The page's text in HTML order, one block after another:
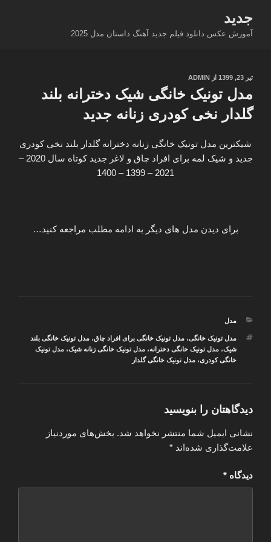
محتوا
جدید
آموزش عکس دانلود فیلم جدید آهنگ داستان مدل 2025
نوشته‌شده
تیر 23, 1399 از ADMIN
مدل تونیک خانگی شیک دخترانه بلند
گلدار نخی کودری زنانه جدید
شیکترین مدل تونیک خانگی زنانه دخترانه گلدار بلند نخی کودری
جدید و شیک لمه برای افراد چاق و لاغر جدید کوتاه سال 2020 –
2021 – 1399 – 1400
برای دیدن مدل های دیگر به ادامه مطلب مراجعه کنید…
دسته‌ها
مدل
برچسب‌ها
مدل تونیک خانگی،مدل تونیک خانگی برای افراد چاق،مدل تونیک خانگی بلند
شیک،مدل تونیک خانگی دخترانه،مدل تونیک خانگی زنانه شیک،مدل تونیک
خانگی کودری،مدل تونیک خانگی گلدار
دیدگاهتان را بنویسید
نشانی ایمیل شما منتشر نخواهد شد. بخش‌های موردنیاز
علامت‌گذاری شده‌اند *
دیدگاه *